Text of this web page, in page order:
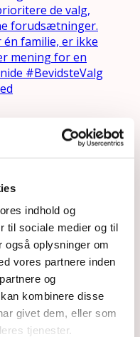
indhold og
til sociale medier og til
også oplysninger om
vores partnere inden
og
kombinere disse
givet dem, eller som
tjenester.
i den
et kik på